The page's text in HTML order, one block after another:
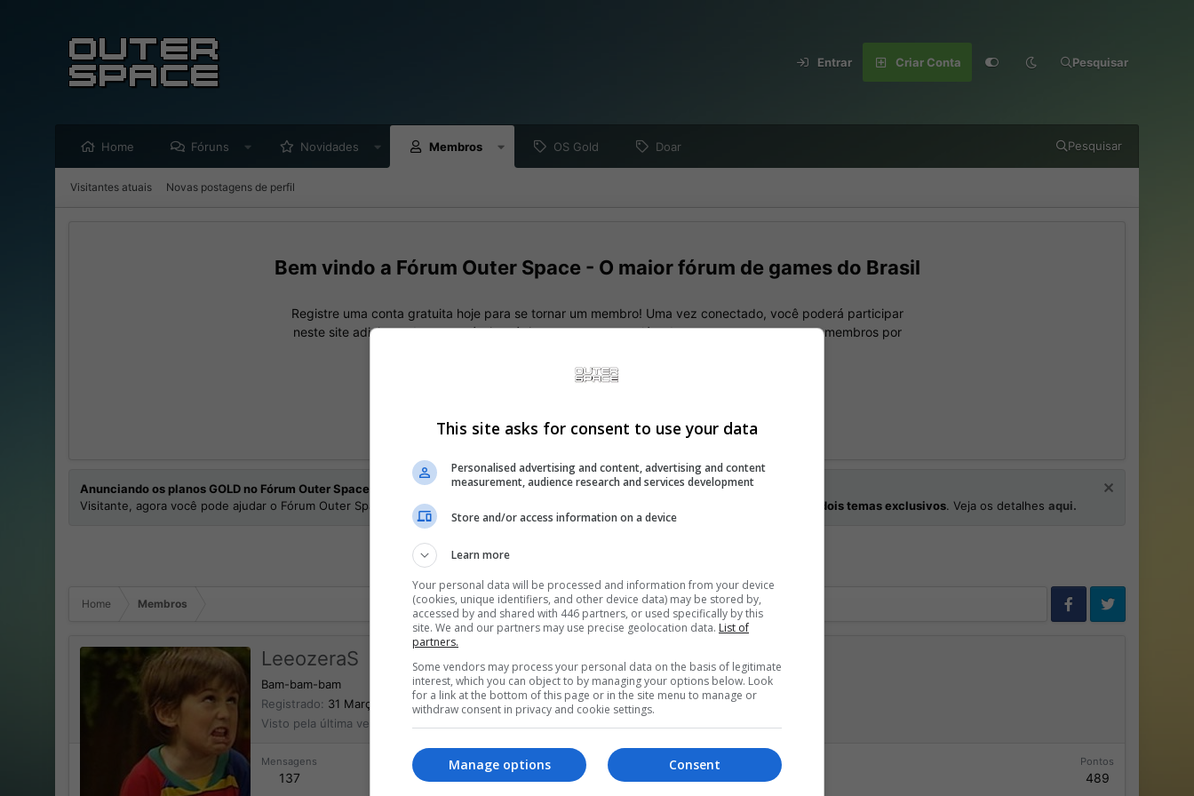
Entrar Criar Conta Pesquisar
Home Fóruns Novidades Membros OS Gold Doar Pesquisar
Visitantes atuais Novas postagens de perfil
Fórum Outer Space - O maior fórum de games do Brasil
Registre uma conta gratuita hoje para se tornar um membro! Uma vez conectado, você poderá participar
neste site adicionando seus próprios tópicos e postagens, além de se conectar com outros membros por
Anunciando os planos GOLD no Fórum Outer Space
Visitante, agora você pode ajudar o Fórum Outer Space e receber alguns recursos exclusivos, incluindo
dois temas exclusivos. Veja os detalhes aqui.
Home Membros
LeeozeraS
Bam-bam-bam
Registrado
31 Março 2012
Visto pela última vez
Mensagens
137
Reações Pontos
489
This site asks for consent to use your data
Personalised advertising and content, advertising and content
measurement, audience research and services development
Store and/or access information on a device
Learn more
Your personal data will be processed and information from your device
(cookies, unique identifiers, and other device data) may be stored by,
accessed by and shared with 446 partners, or used specifically by this
site. We and our partners may use precise geolocation data. List of
partners.
Some vendors may process your personal data on the basis of legitimate
interest, which you can object to by managing your options below. Look
for a link at the bottom of this page or in the site menu to manage or
withdraw consent in privacy and cookie settings.
Consent
Manage options